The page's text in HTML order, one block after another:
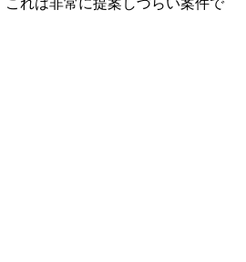
れは非常に提案しづらい案件で